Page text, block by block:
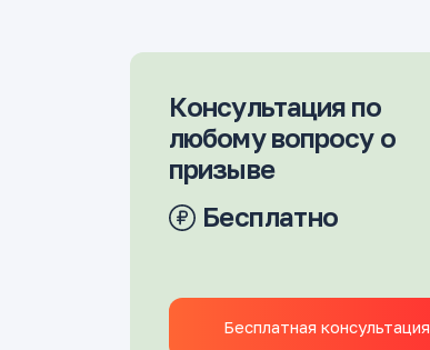
Консультация по
любому вопросу о
призыве
Бесплатно
Бесплатная консультация